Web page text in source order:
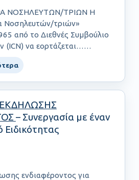
ΝΟΣΗΛΕΥΤΩΝ/ΤΡΙΩΝ Η
Νοσηλευτών/τριών»
από το Διεθνές Συμβούλιο
(ICN) να εορτάζεται……
– Συνεργασία με έναν
Ειδικότητας
ενδιαφέροντος για